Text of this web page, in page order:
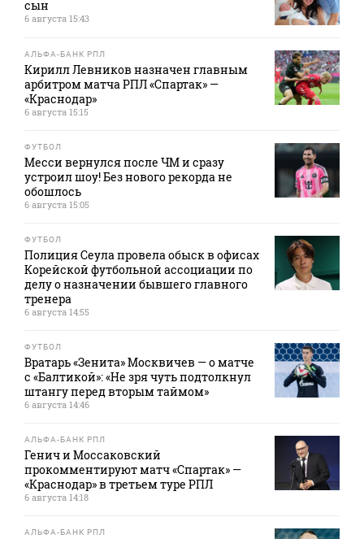
сын
6 августа 15:43
АЛЬФА-БАНК РПЛ
Кирилл Левников назначен главным
арбитром матча РПЛ «Спартак» —
«Краснодар»
6 августа 15:15
ФУТБОЛ
Месси вернулся после ЧМ и сразу
устроил шоу! Без нового рекорда не
обошлось
6 августа 15:05
ФУТБОЛ
Полиция Сеула провела обыск в офисах
Корейской футбольной ассоциации по
делу о назначении бывшего главного
тренера
6 августа 14:55
ФУТБОЛ
Вратарь «Зенита» Москвичев — о матче
с «Балтикой»: «Не зря чуть подтолкнул
штангу перед вторым таймом»
6 августа 14:46
АЛЬФА-БАНК РПЛ
Генич и Моссаковский
прокомментируют матч «Спартак» —
«Краснодар» в третьем туре РПЛ
6 августа 14:18
АЛЬФА-БАНК РПЛ